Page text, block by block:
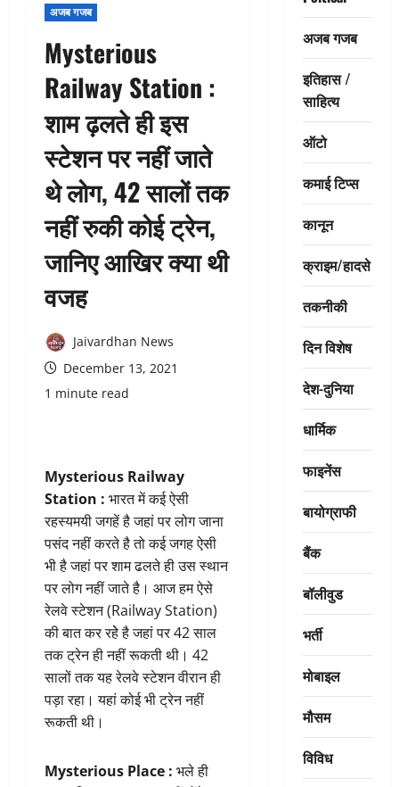
अजब गजब
Mysterious
Railway Station :
शाम ढ़लते ही इस
स्टेशन पर नहीं जाते
थे लोग, 42 सालों तक
नहीं रुकी कोई ट्रेन,
जानिए आखिर क्या थी
वजह
Jaivardhan News
December 13, 2021
1 minute read
Mysterious Railway
Station : भारत में कई ऐसी
रहस्यमयी जगहें है जहां पर लोग जाना
पसंद नहीं करते है तो कई जगह ऐसी
भी है जहां पर शाम ढलते ही उस स्थान
पर लोग नहीं जाते है। आज हम ऐसे
रेलवे स्टेशन (Railway Station)
की बात कर रहेे है जहां पर 42 साल
तक ट्रेन ही नहीं रूकती थी। 42
सालों तक यह रेलवे स्टेशन वीरान ही
पड़ा रहा। यहां कोई भी ट्रेन नहीं
रूकती थी।
Mysterious Place : भले ही
अजब गजब
इतिहास /
साहित्य
ऑटो
कमाई टिप्स
कानून
क्राइम/हादसे
तकनीकी
दिन विशेष
देश-दुनिया
धार्मिक
फाइनेंस
बायोग्राफी
बैंक
बॉलीवुड
भर्ती
मोबाइल
मौसम
विविध